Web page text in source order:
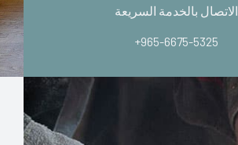
الاتصال بالخدمة السريعة
+965-6675-5325